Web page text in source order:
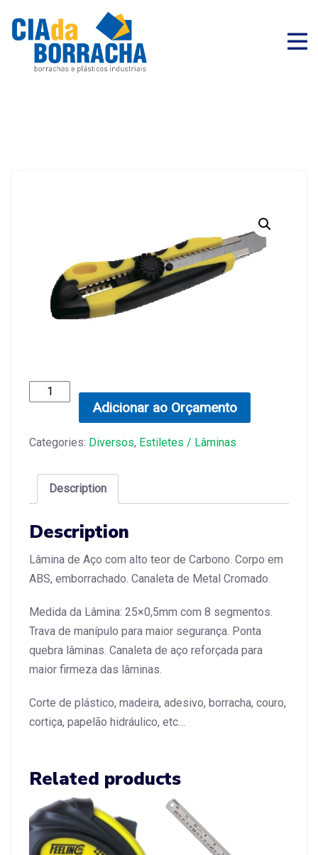
Estilete
Emborrachado Adicionar ao Orçamento
Categories: Diversos, Estiletes / Lâminas
Description
Description
Lâmina de Aço com alto teor de Carbono. Corpo em
ABS, emborrachado. Canaleta de Metal Cromado.
Medida da Lâmina: 25×0,5mm com 8 segmentos.
Trava de manípulo para maior segurança. Ponta
quebra lâminas. Canaleta de aço reforçada para
maior firmeza das lâminas.
Corte de plástico, madeira, adesivo, borracha, couro,
cortiça, papelão hidráulico, etc…
Related products